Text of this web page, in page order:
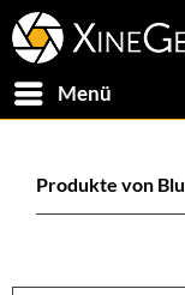
Menü
Produkte von